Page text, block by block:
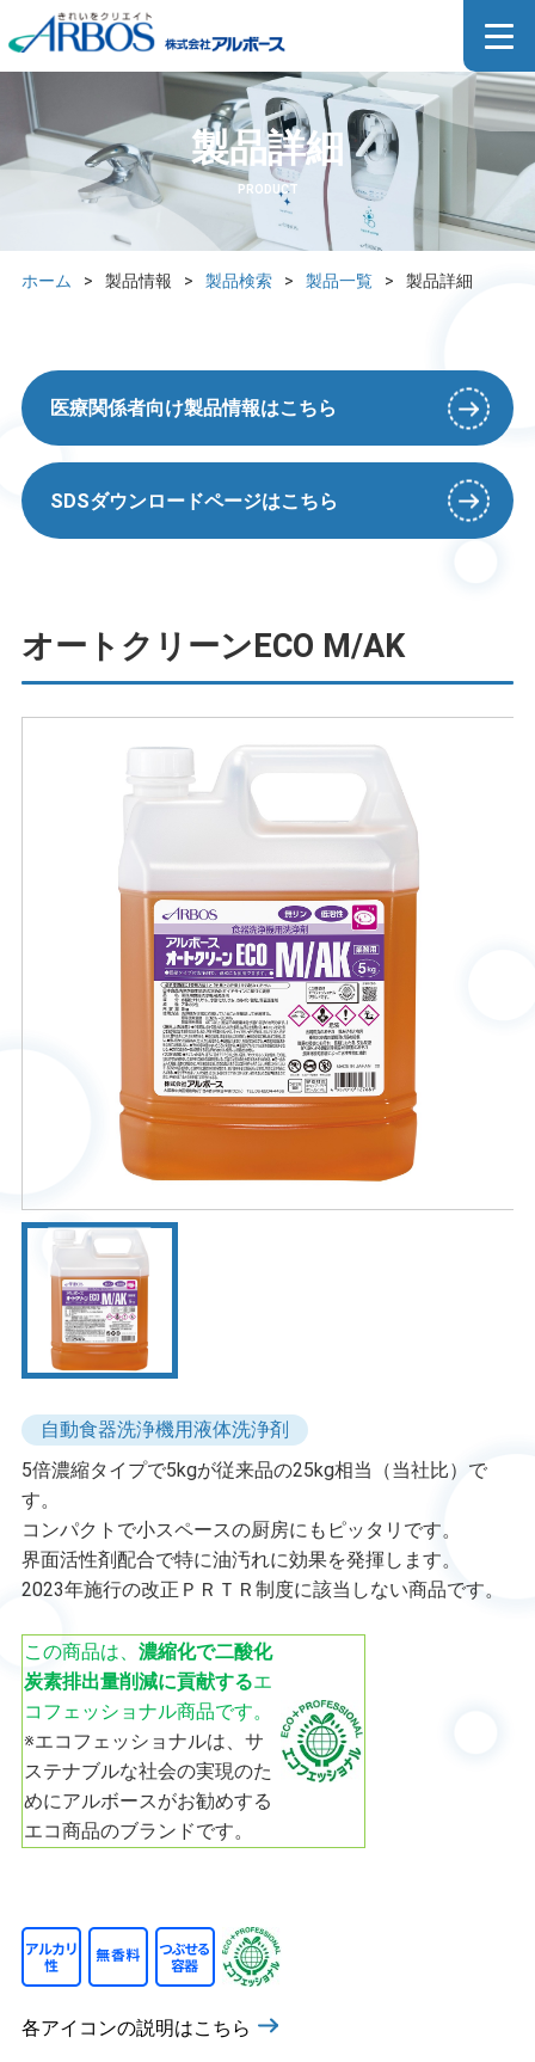
製品詳細
PRODUCT
ホーム > 製品情報 > 製品検索 > 製品一覧 > 製品詳細
医療関係者向け製品情報はこちら
SDSダウンロードページはこちら
オートクリーンECO M/AK
自動食器洗浄機用液体洗浄剤
5倍濃縮タイプで5kgが従来品の25kg相当（当社比）で
す。
コンパクトで小スペースの厨房にもピッタリです。
界面活性剤配合で特に油汚れに効果を発揮します。
2023年施行の改正ＰＲＴＲ制度に該当しない商品です。
この商品は、 濃縮化で二酸化
炭素排出量削減に貢献するエ
コフェッショナル商品です。
※エコフェッショナルは、サ
ステナブルな社会の実現のた
めにアルボースがお勧めする
エコ商品のブランドです。
各アイコンの説明はこちら